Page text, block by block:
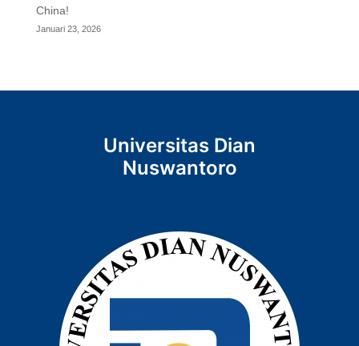
China!
Januari 23, 2026
Universitas Dian
Nuswantoro